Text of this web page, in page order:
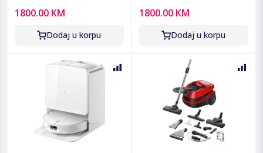
18.500 Pa - Qrevo C Pro
1800.00 KM
Dodaj u korpu
18.500 Pa - Qrevo C Pro
White
1800.00 KM
Dodaj u korpu